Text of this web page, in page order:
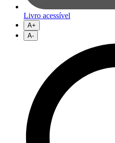
Livro acessível
A+
A-